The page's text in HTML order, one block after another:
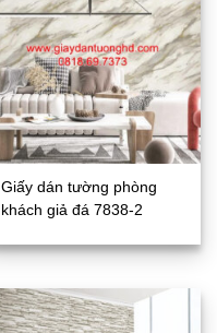
Giấy dán tường phòng
khách giả đá 7838-2